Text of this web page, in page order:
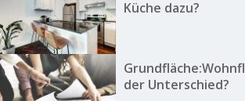
Küche dazu?
der Unterschied?